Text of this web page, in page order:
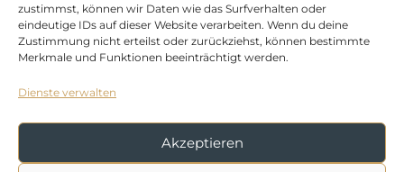
zustimmst, können wir Daten wie das Surfverhalten oder
eindeutige IDs auf dieser Website verarbeiten. Wenn du deine
Zustimmung nicht erteilst oder zurückziehst, können bestimmte
Merkmale und Funktionen beeinträchtigt werden.
Dienste verwalten
Akzeptieren
SOCIAL MEDIA